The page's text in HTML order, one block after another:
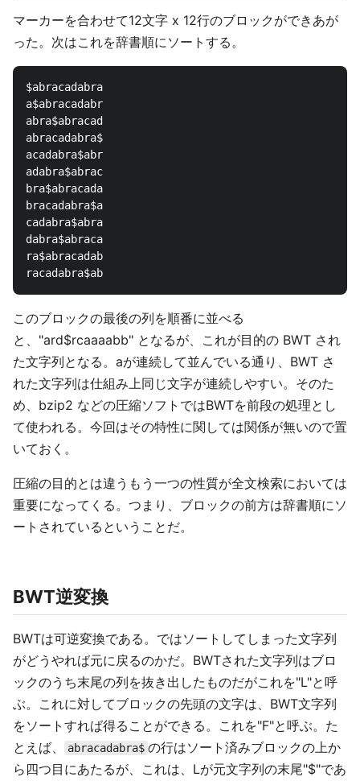
マーカーを合わせて12文字 x 12行のブロックができあが
った。次はこれを辞書順にソートする。
$abracadabra
a$abracadabr
abra$abracad
abracadabra$
acadabra$abr
adabra$abrac
bra$abracada
bracadabra$a
cadabra$abra
dabra$abraca
ra$abracadab
このブロックの最後の列を順番に並べる
と、"ard$rcaaaabb" となるが、これが目的の BWT され
た文字列となる。aが連続して並んでいる通り、BWT さ
れた文字列は仕組み上同じ文字が連続しやすい。そのた
め、bzip2 などの圧縮ソフトではBWTを前段の処理とし
て使われる。今回はその特性に関しては関係が無いので置
いておく。
圧縮の目的とは違うもう一つの性質が全文検索においては
重要になってくる。つまり、ブロックの前方は辞書順にソ
ートされているということだ。
BWT逆変換
BWTは可逆変換である。ではソートしてしまった文字列
がどうやれば元に戻るのかだ。BWTされた文字列はブロ
ックのうち末尾の列を抜き出したものだがこれを"L"と呼
ぶ。これに対してブロックの先頭の文字は、BWT文字列
をソートすれば得ることができる。これを"F"と呼ぶ。た
とえば、
abracadabra$ の行はソート済みブロックの上か
ら四つ目にあたるが、これは、Lが元文字列の末尾"$"であ